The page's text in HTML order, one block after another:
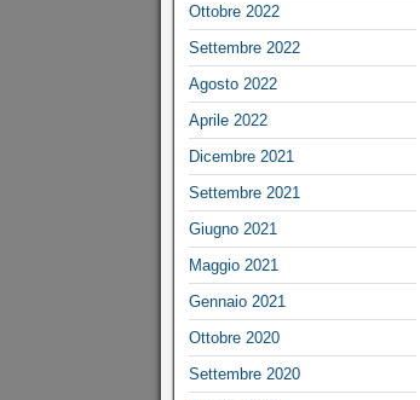
Ottobre 2022
Settembre 2022
Agosto 2022
Aprile 2022
Dicembre 2021
Settembre 2021
Giugno 2021
Maggio 2021
Gennaio 2021
Ottobre 2020
Settembre 2020